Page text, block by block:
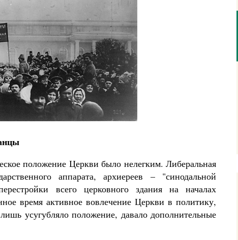
положение Церкви было нелегким. Либеральная
аппарата, архиереев – "синодальной
всего церковного здания на началах
время активное вовлечение Церкви в политику,
усугубляло положение, давало дополнительные
своё место в жизни